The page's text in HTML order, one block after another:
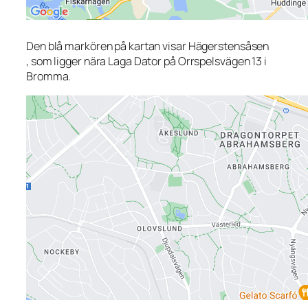
Den blå markören på kartan visar Hägerstensåsen
, som ligger nära Laga Dator på Orrspelsvägen 13 i
Bromma.